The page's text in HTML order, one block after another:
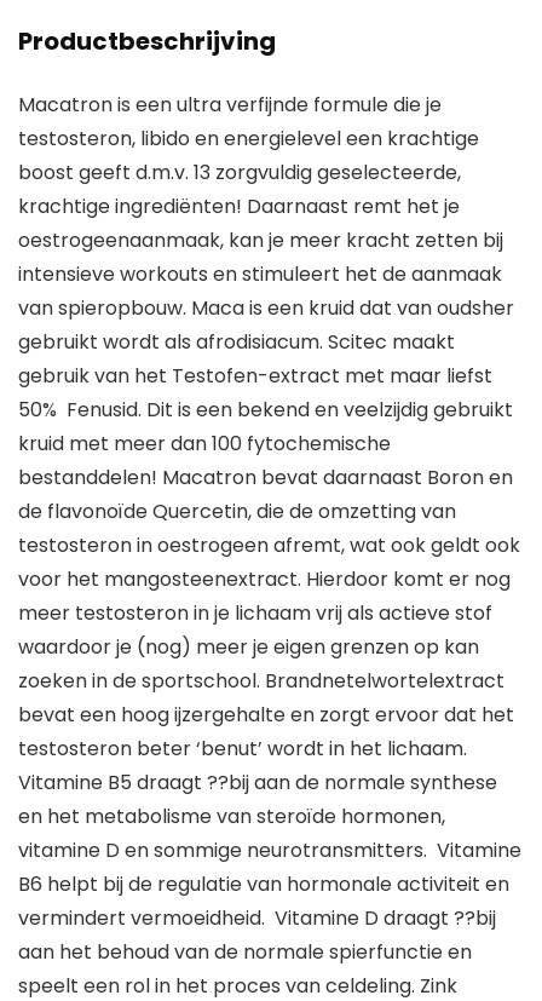
Productbeschrijving
Macatron is een ultra verfijnde formule die je
testosteron, libido en energielevel een krachtige
boost geeft d.m.v. 13 zorgvuldig geselecteerde,
krachtige ingrediënten! Daarnaast remt het je
oestrogeenaanmaak, kan je meer kracht zetten bij
intensieve workouts en stimuleert het de aanmaak
van spieropbouw. Maca is een kruid dat van oudsher
gebruikt wordt als afrodisiacum. Scitec maakt
gebruik van het Testofen-extract met maar liefst
50% Fenusid. Dit is een bekend en veelzijdig gebruikt
kruid met meer dan 100 fytochemische
bestanddelen! Macatron bevat daarnaast Boron en
de flavonoïde Quercetin, die de omzetting van
testosteron in oestrogeen afremt, wat ook geldt ook
voor het mangosteenextract. Hierdoor komt er nog
meer testosteron in je lichaam vrij als actieve stof
waardoor je (nog) meer je eigen grenzen op kan
zoeken in de sportschool. Brandnetelwortelextract
bevat een hoog ijzergehalte en zorgt ervoor dat het
testosteron beter ‘benut’ wordt in het lichaam.
Vitamine B5 draagt ??bij aan de normale synthese
en het metabolisme van steroïde hormonen,
vitamine D en sommige neurotransmitters. Vitamine
B6 helpt bij de regulatie van hormonale activiteit en
vermindert vermoeidheid. Vitamine D draagt ??bij
aan het behoud van de normale spierfunctie en
speelt een rol in het proces van celdeling. Zink